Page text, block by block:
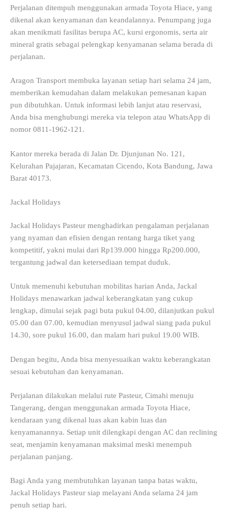
Perjalanan ditempuh menggunakan armada Toyota Hiace, yang
dikenal akan kenyamanan dan keandalannya. Penumpang juga
akan menikmati fasilitas berupa AC, kursi ergonomis, serta air
mineral gratis sebagai pelengkap kenyamanan selama berada di
perjalanan.
Aragon Transport membuka layanan setiap hari selama 24 jam,
memberikan kemudahan dalam melakukan pemesanan kapan
pun dibutuhkan. Untuk informasi lebih lanjut atau reservasi,
Anda bisa menghubungi mereka via telepon atau WhatsApp di
nomor 0811-1962-121.
Kantor mereka berada di Jalan Dr. Djunjunan No. 121,
Kelurahan Pajajaran, Kecamatan Cicendo, Kota Bandung, Jawa
Barat 40173.
Jackal Holidays
Jackal Holidays Pasteur menghadirkan pengalaman perjalanan
yang nyaman dan efisien dengan rentang harga tiket yang
kompetitif, yakni mulai dari Rp139.000 hingga Rp200.000,
tergantung jadwal dan ketersediaan tempat duduk.
Untuk memenuhi kebutuhan mobilitas harian Anda, Jackal
Holidays menawarkan jadwal keberangkatan yang cukup
lengkap, dimulai sejak pagi buta pukul 04.00, dilanjutkan pukul
05.00 dan 07.00, kemudian menyusul jadwal siang pada pukul
14.30, sore pukul 16.00, dan malam hari pukul 19.00 WIB.
Dengan begitu, Anda bisa menyesuaikan waktu keberangkatan
sesuai kebutuhan dan kenyamanan.
Perjalanan dilakukan melalui rute Pasteur, Cimahi menuju
Tangerang, dengan menggunakan armada Toyota Hiace,
kendaraan yang dikenal luas akan kabin luas dan
kenyamanannya. Setiap unit dilengkapi dengan AC dan reclining
seat, menjamin kenyamanan maksimal meski menempuh
perjalanan panjang.
Bagi Anda yang membutuhkan layanan tanpa batas waktu,
Jackal Holidays Pasteur siap melayani Anda selama 24 jam
penuh setiap hari.